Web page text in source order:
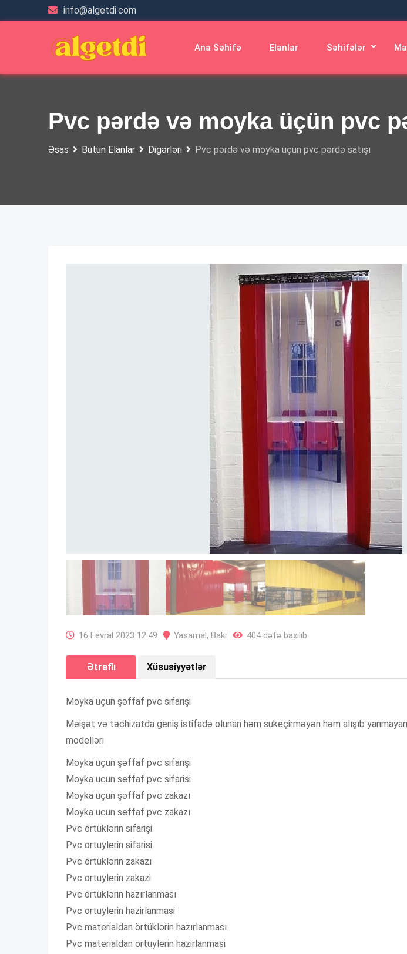
to
info@algetdi.com
Ana Səhifə Elanlar Səhifələr
Pvc pərdə və moyka üçün pvc
Əsas Bütün Elanlar Digərləri Pvc pərdə və moyka üçün pvc pərdə satışı
16 Fevral 2023 12:49 Yasamal, Bakı 404 dəfə baxılıb
Ətraflı Xüsusiyyətlər
Moyka üçün şəffaf pvc sifarişi
Məişət və təchizatda geniş istifadə olunan həm sukeçirməyən həm alışıb
modelləri
Moyka üçün şəffaf pvc sifarişi
Moyka ucun seffaf pvc sifarisi
Moyka üçün şəffaf pvc zakazı
Moyka ucun seffaf pvc zakazı
Pvc örtüklərin sifarişi
Pvc ortuylerin sifarisi
Pvc örtüklərin zakazı
Pvc ortuylerin zakazi
Pvc örtüklərin hazırlanması
Pvc ortuylerin hazirlanmasi
Pvc materialdan örtüklərin hazırlanması
Pvc materialdan ortuylerin hazirlanmasi